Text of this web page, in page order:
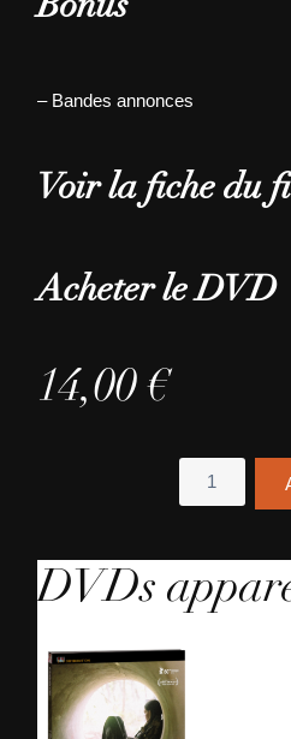
Bonus
– Bandes annonces
Voir la fiche du
Acheter le DVD
14,00€
DVDs